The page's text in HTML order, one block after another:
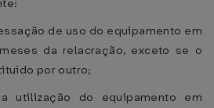
de uso do equipamento em
da relacração, exceto se o
por outro;
utilização do equipamento em